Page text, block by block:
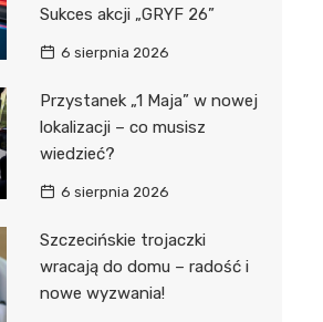
Sukces akcji „GRYF 26”
6 sierpnia 2026
Przystanek „1 Maja” w nowej
lokalizacji – co musisz
wiedzieć?
6 sierpnia 2026
Szczecińskie trojaczki
wracają do domu – radość i
nowe wyzwania!